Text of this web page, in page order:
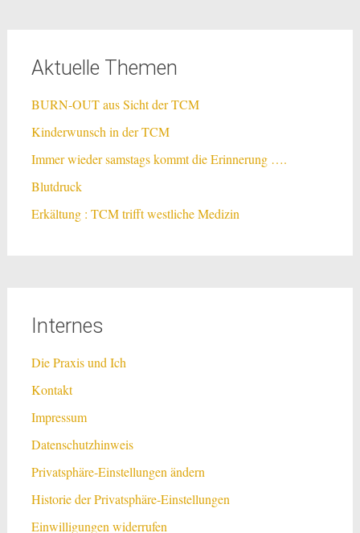
Aktuelle Themen
BURN-OUT aus Sicht der TCM
Kinderwunsch in der TCM
Immer wieder samstags kommt die Erinnerung ….
Blutdruck
Erkältung : TCM trifft westliche Medizin
Internes
Die Praxis und Ich
Kontakt
Impressum
Datenschutzhinweis
Privatsphäre-Einstellungen ändern
Historie der Privatsphäre-Einstellungen
Einwilligungen widerrufen